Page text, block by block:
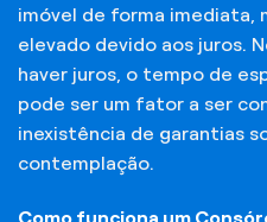
imóvel de forma imediata,
elevado devido aos juros.
haver juros, o tempo de
pode ser um fator a ser
inexistência de garantias
contemplação.